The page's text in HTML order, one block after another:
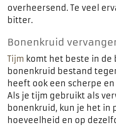
overheersend. Te veel
bitter.
Bonenkruid
Tijm komt het beste in de
bonenkruid bestand
heeft ook een scherpe
Als je tijm gebruikt als
bonenkruid, kun je het in
hoeveelheid en op